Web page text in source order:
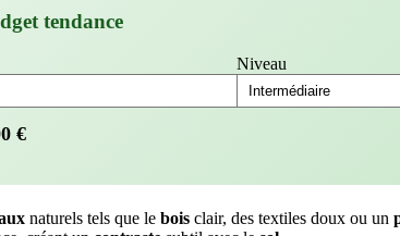
tendance
Niveau
€
naturels tels que le bois clair, des textiles doux ou un